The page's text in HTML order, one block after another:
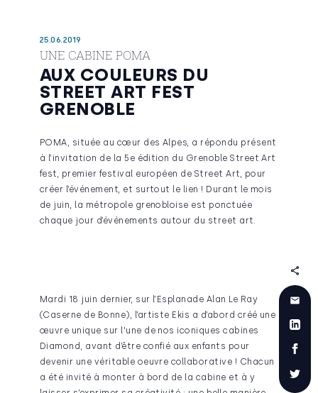
25.06.2019
UNE CABINE POMA
AUX COULEURS DU
STREET ART FEST
GRENOBLE
POMA, située au cœur des Alpes, a répondu présent
à l’invitation de la 5e édition du Grenoble Street Art
fest, premier festival européen de Street Art, pour
créer l’événement, et surtout le lien ! Durant le mois
de juin, la métropole grenobloise est ponctuée
chaque jour d’événements autour du street art.
Mardi 18 juin dernier, sur l’Esplanade Alan Le Ray
(Caserne de Bonne), l’artiste Ekis a d’abord créé une
œuvre unique sur l'une de nos iconiques cabines
Diamond, avant d’être confié aux enfants pour
devenir une véritable oeuvre collaborative ! Chacun
a été invité à monter à bord de la cabine et à y